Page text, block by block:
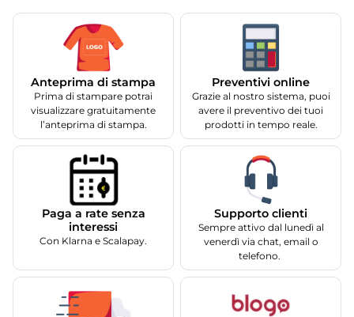
Anteprima di stampa
Prima di stampare potrai
visualizzare gratuitamente
l’anteprima di stampa.
Preventivi online
Grazie al nostro sistema, puoi
avere il preventivo dei tuoi
prodotti in tempo reale.
Paga a rate senza
interessi
Con Klarna e Scalapay.
Supporto clienti
Sempre attivo dal lunedì al
venerdì via chat, email o
telefono.